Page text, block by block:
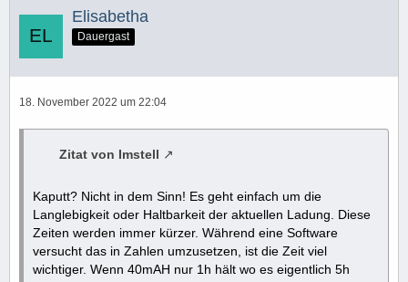
Elisabetha
Dauergast
18. November 2022 um 22:04
Zitat von Imstell
Kaputt? Nicht in dem Sinn! Es geht einfach um die
Langlebigkeit oder Haltbarkeit der aktuellen Ladung. Diese
Zeiten werden immer kürzer. Während eine Software
versucht das in Zahlen umzusetzen, ist die Zeit viel
wichtiger. Wenn 40mAH nur 1h hält wo es eigentlich 5h